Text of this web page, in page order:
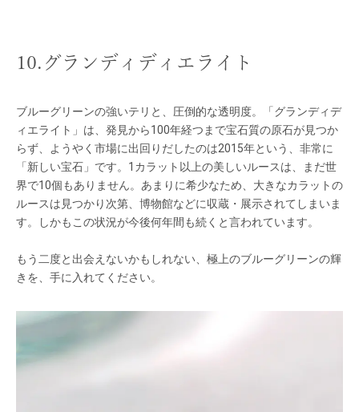
10.グランディディエライト
ブルーグリーンの強いテリと、圧倒的な透明度。「グランディデ
ィエライト」は、発見から100年経つまで宝石質の原石が見つか
らず、ようやく市場に出回りだしたのは2015年という、非常に
「新しい宝石」です。1カラット以上の美しいルースは、まだ世
界で10個もありません。あまりに希少なため、大きなカラットの
ルースは見つかり次第、博物館などに収蔵・展示されてしまいま
す。しかもこの状況が今後何年間も続くと言われています。
もう二度と出会えないかもしれない、極上のブルーグリーンの輝
きを、手に入れてください。